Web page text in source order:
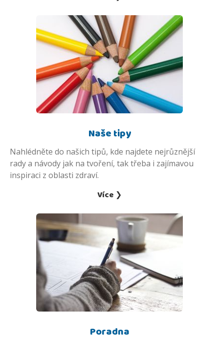
Naše tipy
Nahlédněte do našich tipů, kde najdete nejrůznější
rady a návody jak na tvoření, tak třeba i zajímavou
inspiraci z oblasti zdraví.
Více ❯
Poradna